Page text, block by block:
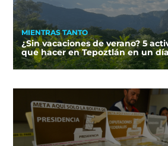
MIENTRAS TANTO
¿Sin vacaciones de verano? 5
que hacer en Tepoztlán en un